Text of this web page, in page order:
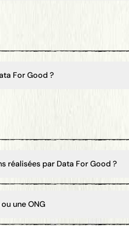
For Good ?
réalisées par Data For Good ?
une ONG